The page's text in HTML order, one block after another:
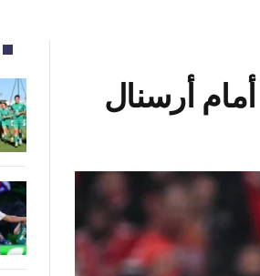
أرسنال